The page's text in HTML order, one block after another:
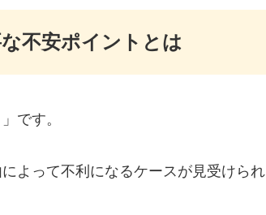
不安ポイントとは
です。
よって不利になるケースが見受けられ